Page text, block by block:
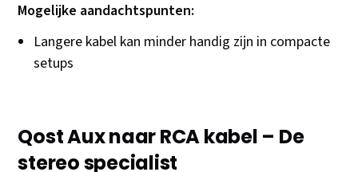
Mogelijke aandachtspunten:
Langere kabel kan minder handig zijn in compacte
setups
Qost Aux naar RCA kabel – De
stereo specialist